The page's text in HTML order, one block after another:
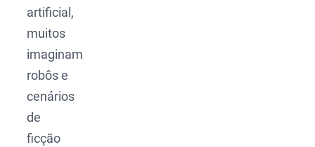
artificial,
muitos
imaginam
robôs e
cenários
de
ficção